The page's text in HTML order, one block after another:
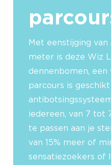
Met eenstijging
meter is deze Wiz
dennenbomen, een
parcours is
iedereen, van 7 tot
te passen aan je
van 15% meer of
sensatiezoekers of